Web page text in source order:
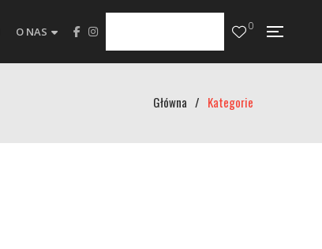
O NAS 0
Główna / Kategorie